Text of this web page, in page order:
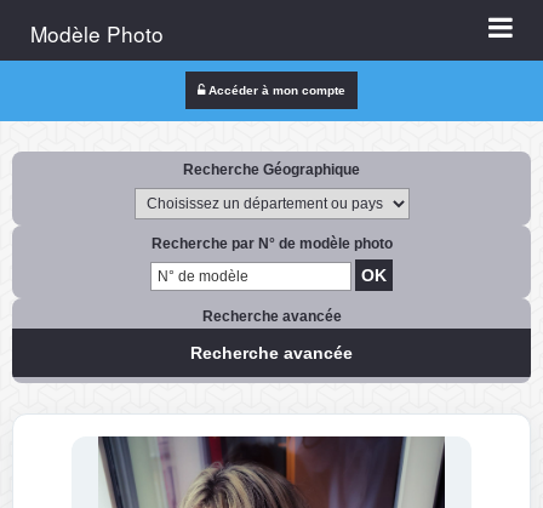
Modèle Photo
Accéder à mon compte
Recherche Géographique
Recherche par N° de modèle photo
Recherche avancée
Recherche avancée